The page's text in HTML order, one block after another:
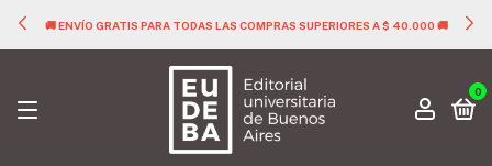
🚚 ENVÍO GRATIS PARA TODAS LAS COMPRAS SUPERIORES A $ 40.000 🚚
0